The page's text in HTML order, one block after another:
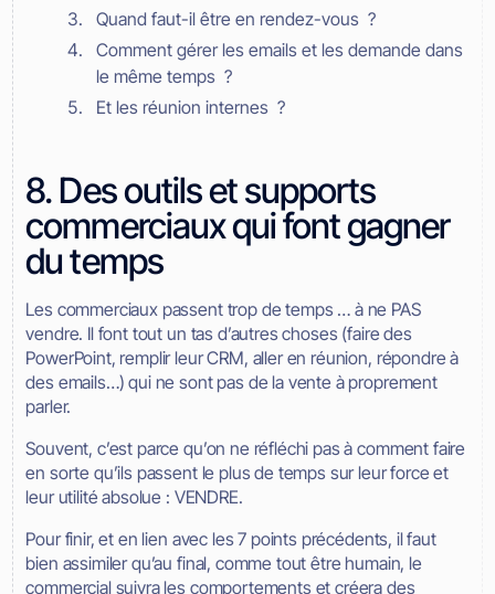
Quand faut-il être en rendez-vous ?
Comment gérer les emails et les demande dans
le même temps ?
Et les réunion internes ?
8. Des outils et supports
commerciaux qui font gagner
du temps
Les commerciaux passent trop de temps … à ne PAS
vendre. Il font tout un tas d’autres choses (faire des
PowerPoint, remplir leur CRM, aller en réunion, répondre à
des emails…) qui ne sont pas de la vente à proprement
parler.
Souvent, c’est parce qu’on ne réfléchi pas à comment faire
en sorte qu’ils passent le plus de temps sur leur force et
leur utilité absolue : VENDRE.
Pour finir, et en lien avec les 7 points précédents, il faut
bien assimiler qu’au final, comme tout être humain, le
commercial suivra les comportements et créera des